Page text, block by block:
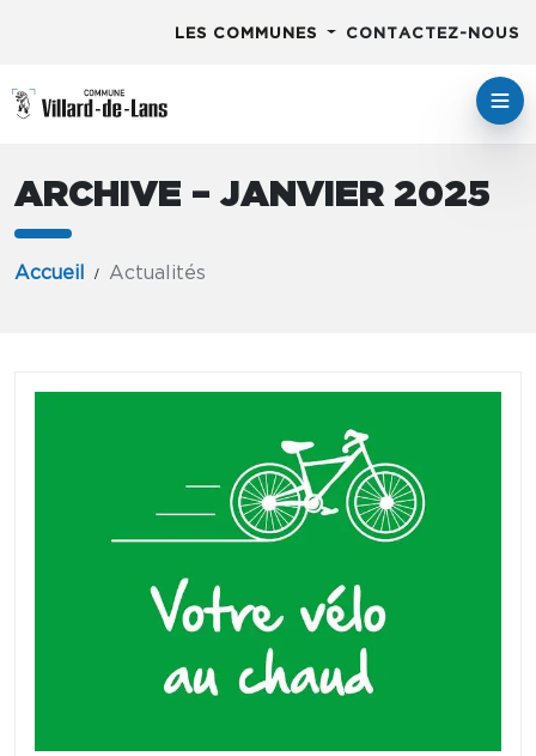
LES COMMUNES CONTACTEZ-NOUS
ARCHIVE – JANVIER 2025
Accueil Actualités